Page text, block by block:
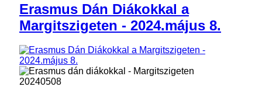
Erasmus Dán Diákokkal a
Margitszigeten - 2024.május 8.